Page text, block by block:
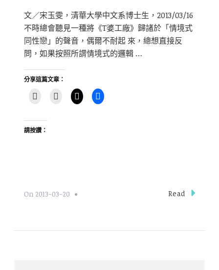
文／宋玉雯，清華大學中文系博士生，2013/03/16
不時總會聽見一種將《T婆工廠》歸諸於「情境式
同性戀」的聲音，偶爾不耐起 來，總想直接反
問，如果按照所謂情境式的邏輯 …
分享這篇文章：
請按讚：
On 2013-03-20 Read